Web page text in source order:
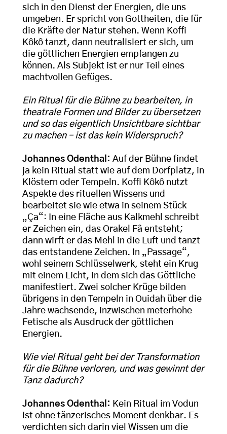
sich in den Dienst der Energien, die uns
umgeben. Er spricht von Gottheiten, die für
die Kräfte der Natur stehen. Wenn Koffi
Kôkô tanzt, dann neutralisiert er sich, um
die göttlichen Energien empfangen zu
können. Als Subjekt ist er nur Teil eines
machtvollen Gefüges.
Ein Ritual für die Bühne zu bearbeiten, in
theatrale Formen und Bilder zu übersetzen
und so das eigentlich Unsichtbare sichtbar
zu machen – ist das kein Widerspruch?
Johannes Odenthal: Auf der Bühne findet
ja kein Ritual statt wie auf dem Dorfplatz, in
Klöstern oder Tempeln. Koffi Kôkô nutzt
Aspekte des rituellen Wissens und
bearbeitet sie wie etwa in seinem Stück
„Ça“: In eine Fläche aus Kalkmehl schreibt
er Zeichen ein, das Orakel Fâ entsteht;
dann wirft er das Mehl in die Luft und tanzt
das entstandene Zeichen. In „Passage“,
wohl seinem Schlüsselwerk, steht ein Krug
mit einem Licht, in dem sich das Göttliche
manifestiert. Zwei solcher Krüge bilden
übrigens in den Tempeln in Ouidah über die
Jahre wachsende, inzwischen meterhohe
Fetische als Ausdruck der göttlichen
Energien.
Wie viel Ritual geht bei der Transformation
für die Bühne verloren, und was gewinnt der
Tanz dadurch?
Johannes Odenthal: Kein Ritual im Vodun
ist ohne tänzerisches Moment denkbar. Es
verdichten sich darin viel Wissen um die